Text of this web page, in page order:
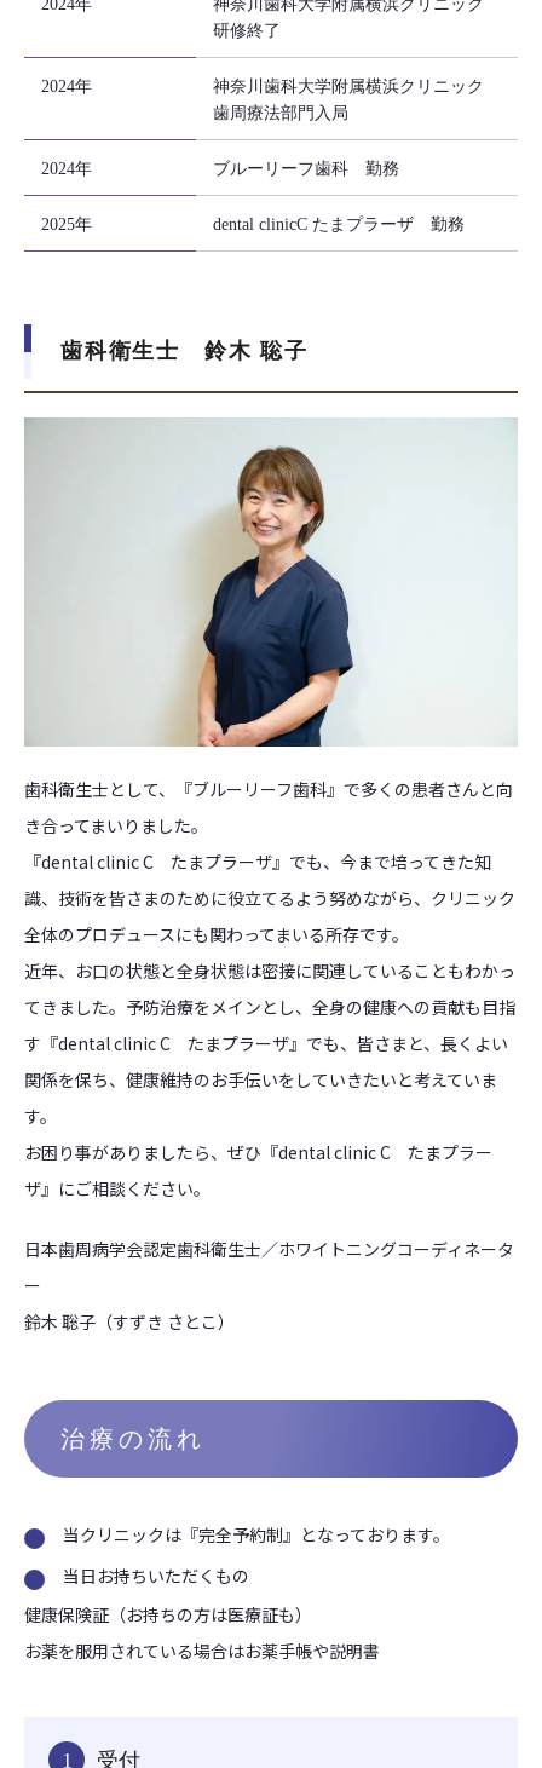
2024年
神奈川歯科大学附属横浜クリニック
研修終了
2024年
神奈川歯科大学附属横浜クリニック
歯周療法部門入局
2024年 ブルーリーフ歯科 勤務
2025年 dental clinicC たまプラーザ 勤務
歯科衛生士 鈴木 聡子
歯科衛生士として、『ブルーリーフ歯科』で多くの患者さんと向
き合ってまいりました。
『dental clinic C たまプラーザ』でも、今まで培ってきた知
識、技術を皆さまのために役立てるよう努めながら、クリニック
全体のプロデュースにも関わってまいる所存です。
近年、お口の状態と全身状態は密接に関連していることもわかっ
てきました。予防治療をメインとし、全身の健康への貢献も目指
す『dental clinic C たまプラーザ』でも、皆さまと、長くよい
関係を保ち、健康維持のお手伝いをしていきたいと考えていま
す。
お困り事がありましたら、ぜひ『dental clinic C たまプラー
ザ』にご相談ください。
日本歯周病学会認定歯科衛生士／ホワイトニングコーディネータ
ー
鈴木 聡子（すずき さとこ）
治療の流れ
当クリニックは『完全予約制』となっております。
当日お持ちいただくもの
健康保険証（お持ちの方は医療証も）
お薬を服用されている場合はお薬手帳や説明書
1 受付